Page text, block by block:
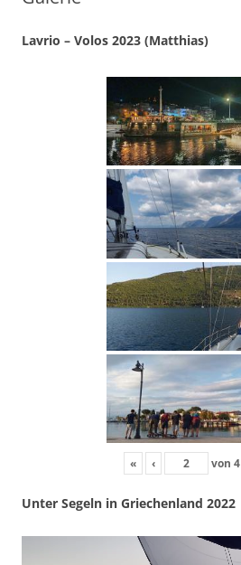
Lavrio – Volos 2023 (Matthias)
« ‹ von 4
Unter Segeln in Griechenland 2022